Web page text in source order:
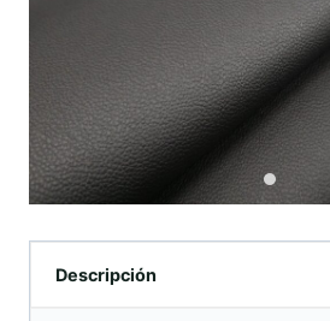
Descripción